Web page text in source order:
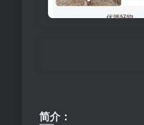
简介：